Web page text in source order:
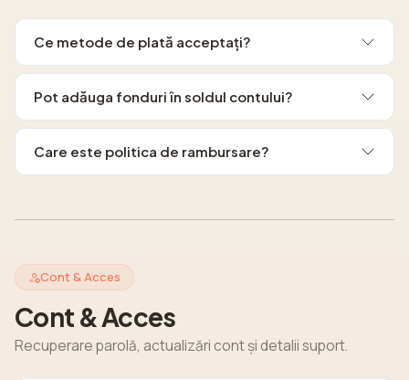
Ce metode de plată acceptați?
Pot adăuga fonduri în soldul contului?
Care este politica de rambursare?
Cont & Acces
Cont & Acces
Recuperare parolă, actualizări cont și detalii suport.